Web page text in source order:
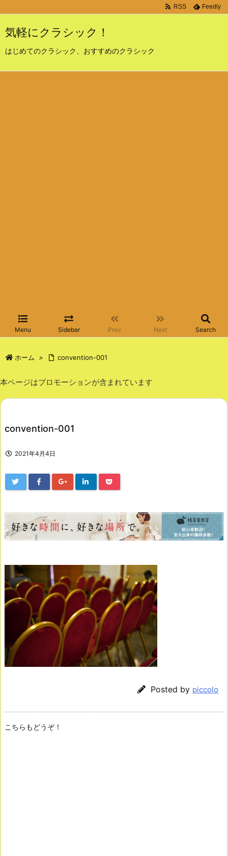
気軽にクラシック！
はじめてのクラシック、おすすめのクラシック
Menu Sidebar Prev Next Search
RSS Feedly
ホーム > convention-001
本ページはプロモーションが含まれています
convention-001
2021年4月4日
Posted by piccolo
こちらもどうぞ！